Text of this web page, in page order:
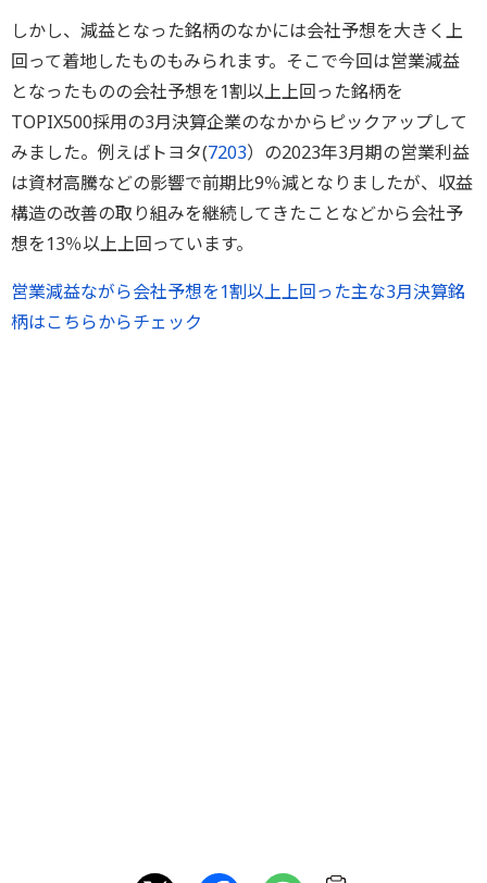
しかし、減益となった銘柄のなかには会社予想を大きく上
回って着地したものもみられます。そこで今回は営業減益
となったものの会社予想を1割以上上回った銘柄を
TOPIX500採用の3月決算企業のなかからピックアップして
みました。例えばトヨタ(7203）の2023年3月期の営業利益
は資材高騰などの影響で前期比9％減となりましたが、収益
構造の改善の取り組みを継続してきたことなどから会社予
想を13％以上上回っています。
営業減益ながら会社予想を1割以上上回った主な3月決算銘
柄はこちらからチェック